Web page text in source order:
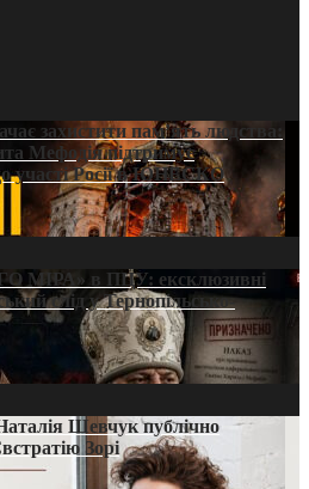
захистити пам’ять людства:
Мефодія підтримує
участі Росії в ЮНЕСКО
в ПЦУ: ексклюзивні
слід у Тернопільсько-
Шевчук публічно
Зорі